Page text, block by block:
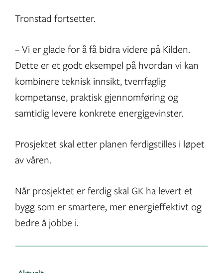
Tronstad fortsetter.
– Vi er glade for å få bidra videre på Kilden.
Dette er et godt eksempel på hvordan vi kan
kombinere teknisk innsikt, tverrfaglig
kompetanse, praktisk gjennomføring og
samtidig levere konkrete energigevinster.
Prosjektet skal etter planen ferdigstilles i løpet
av våren.
Når prosjektet er ferdig skal GK ha levert et
bygg som er smartere, mer energieffektivt og
bedre å jobbe i.